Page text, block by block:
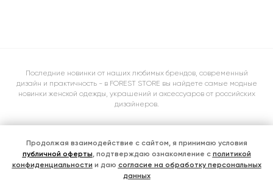
Продолжая взаимодействие с сайтом, я принимаю условия
публичной оферты, подтверждаю ознакомление с политикой
конфиденциальности и даю согласие на обработку персональных
данных
Последние новинки от наших любимых брендов, современный
дизайн и практичность - в FOREST STORE вы найдете самые модные
новинки женской одежды, украшений и аксессуаров от российских
дизайнеров.
Подписаться
Подписчики нашего тг-канала в курсе всех новинок,
специальных предложений и жизни магазина